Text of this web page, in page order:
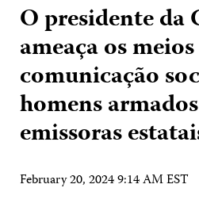
O presidente da
ameaça os
comunicação
homens
emissoras
February 20, 2024 9:14 AM EST